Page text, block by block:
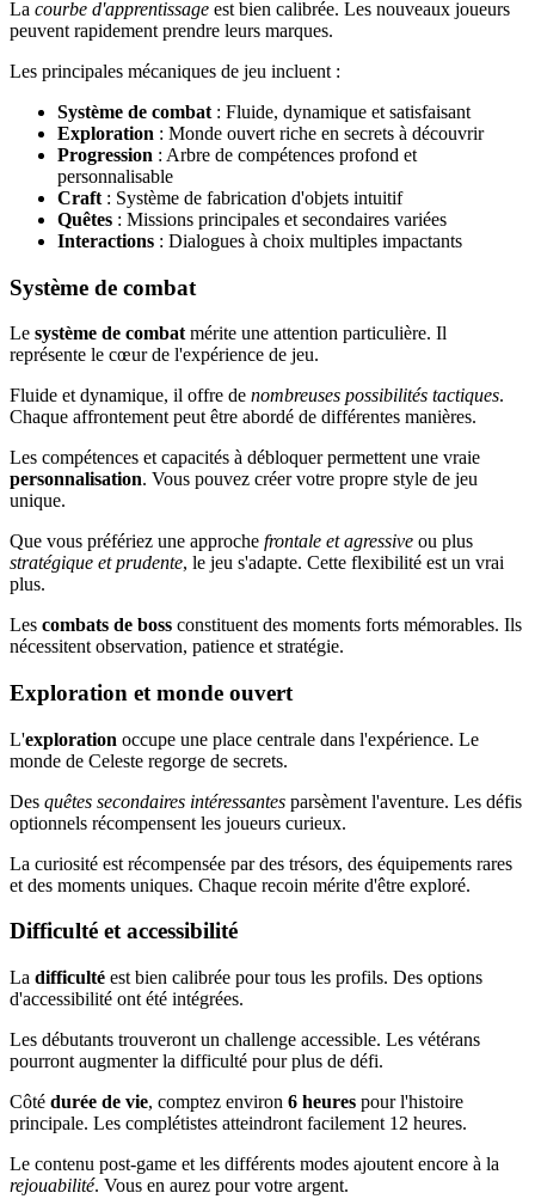
La courbe d'apprentissage est bien calibrée. Les nouveaux joueurs
peuvent rapidement prendre leurs marques.
Les principales mécaniques de jeu incluent :
Système de combat : Fluide, dynamique et satisfaisant
Exploration : Monde ouvert riche en secrets à découvrir
Progression : Arbre de compétences profond et
personnalisable
Craft : Système de fabrication d'objets intuitif
Quêtes : Missions principales et secondaires variées
Interactions : Dialogues à choix multiples impactants
Système de combat
Le système de combat mérite une attention particulière. Il
représente le cœur de l'expérience de jeu.
Fluide et dynamique, il offre de nombreuses possibilités tactiques.
Chaque affrontement peut être abordé de différentes manières.
Les compétences et capacités à débloquer permettent une vraie
personnalisation. Vous pouvez créer votre propre style de jeu
unique.
Que vous préfériez une approche frontale et agressive ou plus
stratégique et prudente, le jeu s'adapte. Cette flexibilité est un vrai
plus.
Les combats de boss constituent des moments forts mémorables. Ils
nécessitent observation, patience et stratégie.
Exploration et monde ouvert
L'exploration occupe une place centrale dans l'expérience. Le
monde de Celeste regorge de secrets.
Des quêtes secondaires intéressantes parsèment l'aventure. Les défis
optionnels récompensent les joueurs curieux.
La curiosité est récompensée par des trésors, des équipements rares
et des moments uniques. Chaque recoin mérite d'être exploré.
Difficulté et accessibilité
La difficulté est bien calibrée pour tous les profils. Des options
d'accessibilité ont été intégrées.
Les débutants trouveront un challenge accessible. Les vétérans
pourront augmenter la difficulté pour plus de défi.
Côté durée de vie, comptez environ 6 heures pour l'histoire
principale. Les complétistes atteindront facilement 12 heures.
Le contenu post-game et les différents modes ajoutent encore à la
rejouabilité. Vous en aurez pour votre argent.